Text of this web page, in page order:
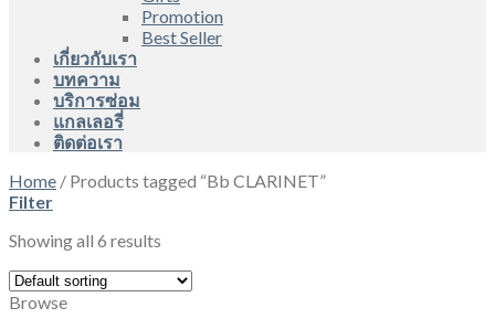
Promotion
Best Seller
เกี่ยวกับเรา
บทความ
บริการซ่อม
แกลเลอรี่
ติดต่อเรา
Home / Products tagged “Bb CLARINET”
Filter
Showing all 6 results
Browse